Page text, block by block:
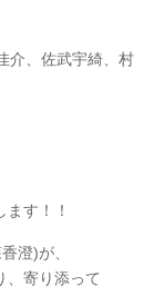
介、佐武宇綺、村
す！！
澄)が、
、寄り添って